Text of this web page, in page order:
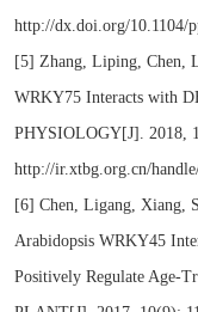
http://dx.doi.org/10.1104/
[5] Zhang, Liping, Chen,
WRKY75 Interacts with
PHYSIOLOGY[J]. 2018,
http://ir.xtbg.org.cn/
[6] Chen, Ligang, Xiang,
Arabidopsis WRKY45
Positively Regulate Age-